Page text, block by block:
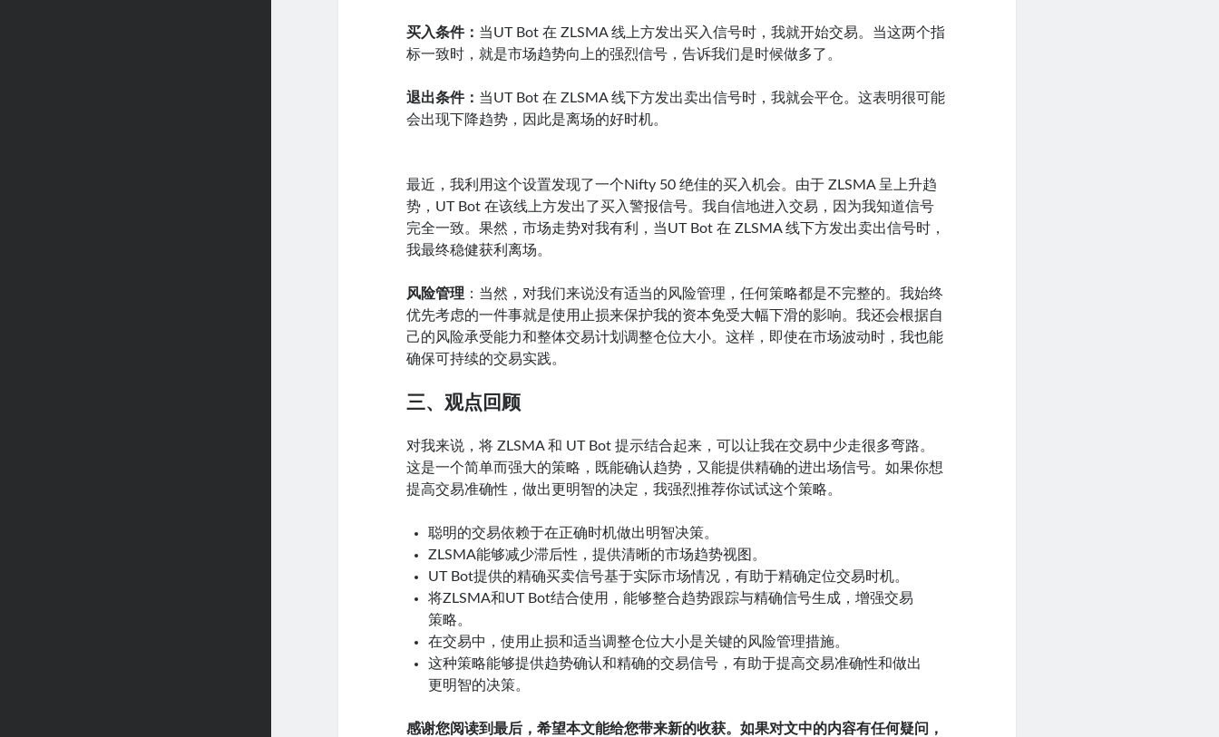
买入条件： 当UT Bot 在 ZLSMA 线上方发出买入信号时，我就开始交易。当这两个指
标一致时，就是市场趋势向上的强烈信号，告诉我们是时候做多了。
退出条件： 当UT Bot 在 ZLSMA 线下方发出卖出信号时，我就会平仓。这表明很可能
会出现下降趋势，因此是离场的好时机。
最近，我利用这个设置发现了一个Nifty 50 绝佳的买入机会。由于 ZLSMA 呈上升趋
势，UT Bot 在该线上方发出了买入警报信号。我自信地进入交易，因为我知道信号
完全一致。果然，市场走势对我有利，当UT Bot 在 ZLSMA 线下方发出卖出信号时，
我最终稳健获利离场。
风险管理 ：当然，对我们来说没有适当的风险管理，任何策略都是不完整的。我始终
优先考虑的一件事就是使用止损来保护我的资本免受大幅下滑的影响。我还会根据自
己的风险承受能力和整体交易计划调整仓位大小。这样，即使在市场波动时，我也能
确保可持续的交易实践。
三、观点回顾
对我来说，将 ZLSMA 和 UT Bot 提示结合起来，可以让我在交易中少走很多弯路。
这是一个简单而强大的策略，既能确认趋势，又能提供精确的进出场信号。如果你想
提高交易准确性，做出更明智的决定，我强烈推荐你试试这个策略。
聪明的交易依赖于在正确时机做出明智决策。
ZLSMA能够减少滞后性，提供清晰的市场趋势视图。
UT Bot提供的精确买卖信号基于实际市场情况，有助于精确定位交易时机。
将ZLSMA和UT Bot结合使用，能够整合趋势跟踪与精确信号生成，增强交易
策略。
在交易中，使用止损和适当调整仓位大小是关键的风险管理措施。
这种策略能够提供趋势确认和精确的交易信号，有助于提高交易准确性和做出
更明智的决策。
感谢您阅读到最后，希望本文能给您带来新的收获。如果对文中的内容有任何疑问，